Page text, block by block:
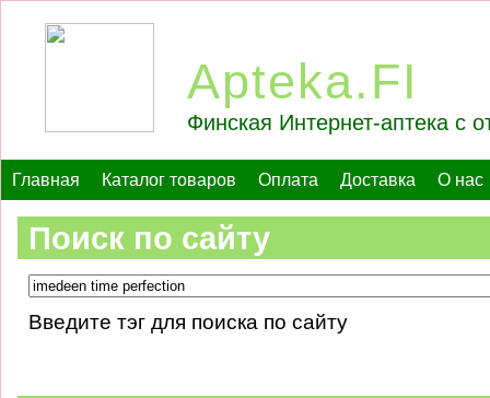
Apteka.FI
Финская Интернет-аптека с
Главная Каталог товаров Оплата Доставка О нас
Поиск по сайту
Введите тэг для поиска по сайту